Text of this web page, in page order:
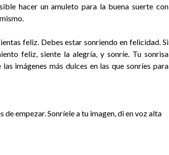
hacer un amuleto para la buena suerte con
feliz. Debes estar sonriendo en felicidad. Si
feliz, siente la alegría, y sonríe. Tu sonrisa
imágenes más dulces en las que sonríes para
de empezar. Sonríele a tu imagen, di en voz alta